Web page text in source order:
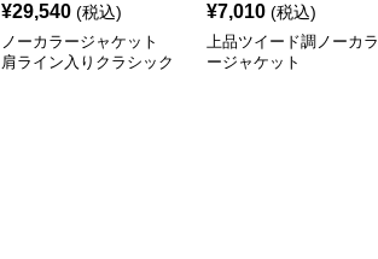
¥29,540 (税込)
ノーカラージャケット
肩ライン入りクラシック
¥7,010 (税込)
上品ツイード調ノーカラ
ージャケット